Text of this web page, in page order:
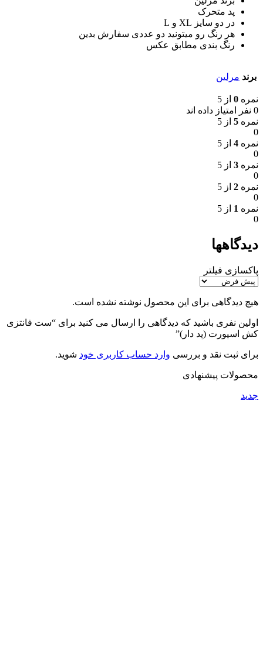
پد متحرک
در دو سایز XL و L
هر رنگ رو میتونید دو عددی سفارش بدین
رنگ بندی مطابق عکس
برند مرلین
نمره 0 از 5
0 نفر امتیاز داده اند
نمره 5 از 5
0
نمره 4 از 5
0
نمره 3 از 5
0
نمره 2 از 5
0
نمره 1 از 5
0
دیدگاهها
پاکسازی فیلتر
هیچ دیدگاهی برای این محصول نوشته نشده است.
اولین نفری باشید که دیدگاهی را ارسال می کنید برای “ست فانتزی
کش اسپورت (پد دار)”
برای ثبت نقد و بررسی وارد حساب کاربری خود شوید.
محصولات پیشنهادی
جدید